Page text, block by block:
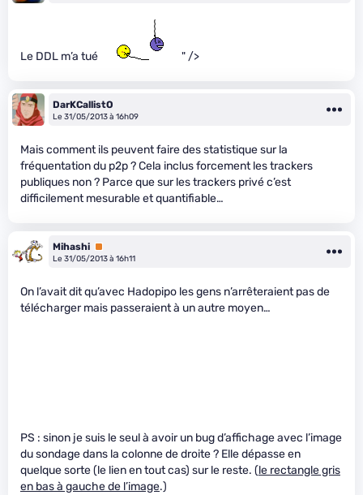
Le DDL m’a tué " />
DarKCallistO
Le 31/05/2013 à 16h09
Mais comment ils peuvent faire des statistique sur la
fréquentation du p2p ? Cela inclus forcement les trackers
publiques non ? Parce que sur les trackers privé c’est
difficilement mesurable et quantifiable…
Mihashi Premium
Le 31/05/2013 à 16h11
On l’avait dit qu’avec Hadopipo les gens n’arrêteraient pas de
télécharger mais passeraient à un autre moyen…
PS : sinon je suis le seul à avoir un bug d’affichage avec l’image
du sondage dans la colonne de droite ? Elle dépasse en
quelque sorte (le lien en tout cas) sur le reste. (le rectangle gris
en bas à gauche de l’image.)